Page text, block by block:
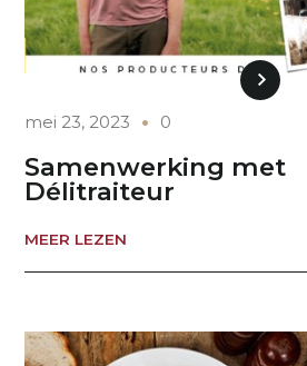
mei 23, 2023 0
Samenwerking met
Délitraiteur
MEER LEZEN